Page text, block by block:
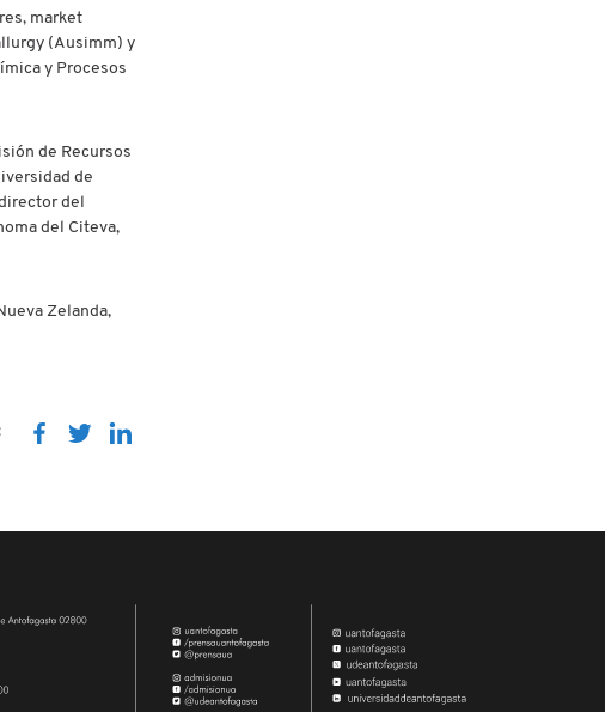
market
(Ausimm) y
y Procesos
de Recursos
de
del
del Citeva,
Zelanda,